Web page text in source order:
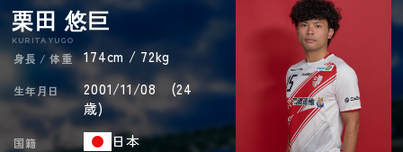
栗田 悠巨
KURITA YUGO
身長 / 体重 174cm / 72kg
生年月日
2001/11/08 (24
歳)
国籍 日本